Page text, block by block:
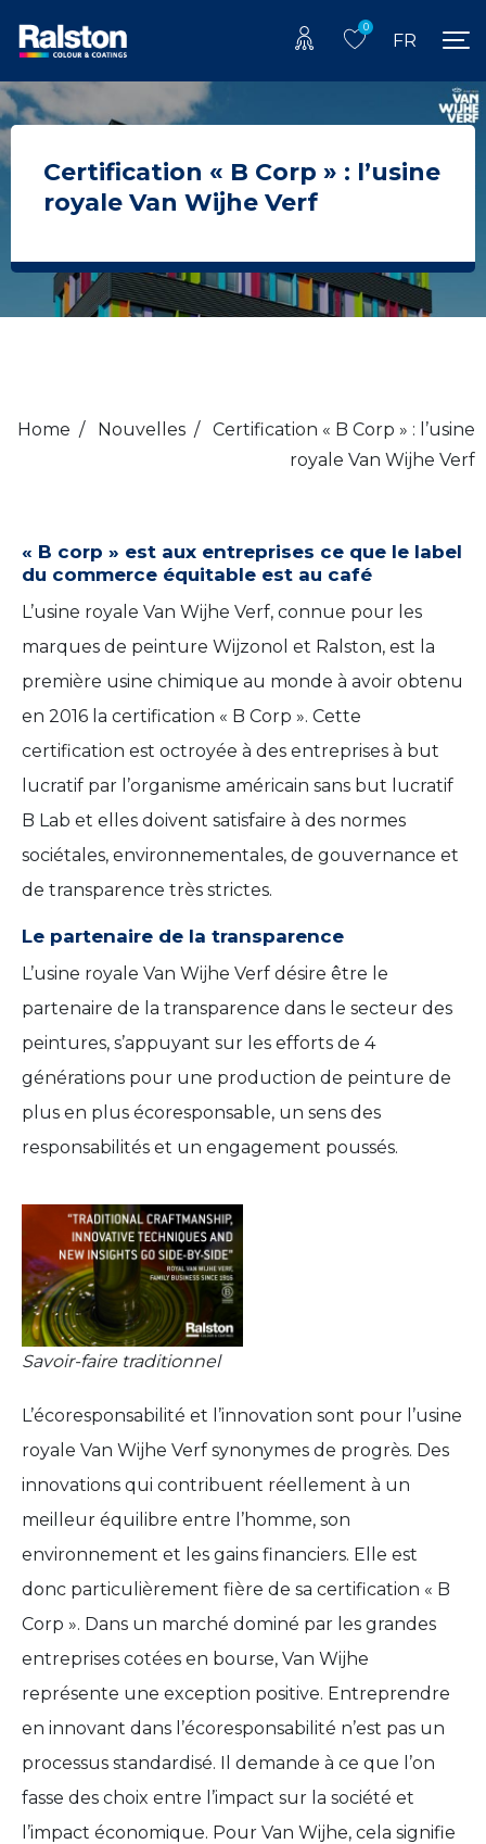
0
FR
Certification « B Corp » : l’usine
royale Van Wijhe Verf
Home / Nouvelles / Certification « B Corp » : l’usine
royale Van Wijhe Verf
« B corp » est aux entreprises ce que le label
du commerce équitable est au café
L’usine royale Van Wijhe Verf, connue pour les
marques de peinture Wijzonol et Ralston, est la
première usine chimique au monde à avoir obtenu
en 2016 la certification « B Corp ». Cette
certification est octroyée à des entreprises à but
lucratif par l’organisme américain sans but lucratif
B Lab et elles doivent satisfaire à des normes
sociétales, environnementales, de gouvernance et
de transparence très strictes.
Le partenaire de la transparence
L’usine royale Van Wijhe Verf désire être le
partenaire de la transparence dans le secteur des
peintures, s’appuyant sur les efforts de 4
générations pour une production de peinture de
plus en plus écoresponsable, un sens des
responsabilités et un engagement poussés.
Savoir-faire traditionnel
L’écoresponsabilité et l’innovation sont pour l’usine
royale Van Wijhe Verf synonymes de progrès. Des
innovations qui contribuent réellement à un
meilleur équilibre entre l’homme, son
environnement et les gains financiers. Elle est
donc particulièrement fière de sa certification « B
Corp ». Dans un marché dominé par les grandes
entreprises cotées en bourse, Van Wijhe
représente une exception positive. Entreprendre
en innovant dans l’écoresponsabilité n’est pas un
processus standardisé. Il demande à ce que l’on
fasse des choix entre l’impact sur la société et
l’impact économique. Pour Van Wijhe, cela signifie